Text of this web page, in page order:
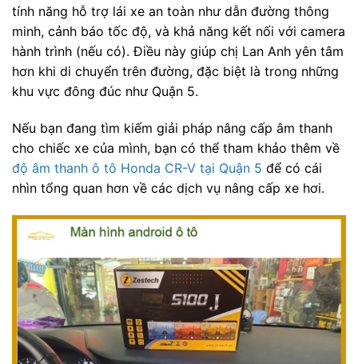
tính năng hỗ trợ lái xe an toàn như dẫn đường thông
minh, cảnh báo tốc độ, và khả năng kết nối với camera
hành trình (nếu có). Điều này giúp chị Lan Anh yên tâm
hơn khi di chuyển trên đường, đặc biệt là trong những
khu vực đông đúc như Quận 5.
Nếu bạn đang tìm kiếm giải pháp nâng cấp âm thanh
cho chiếc xe của mình, bạn có thể tham khảo thêm về
độ âm thanh ô tô Honda CR-V tại Quận 5 để có cái
nhìn tổng quan hơn về các dịch vụ nâng cấp xe hơi.